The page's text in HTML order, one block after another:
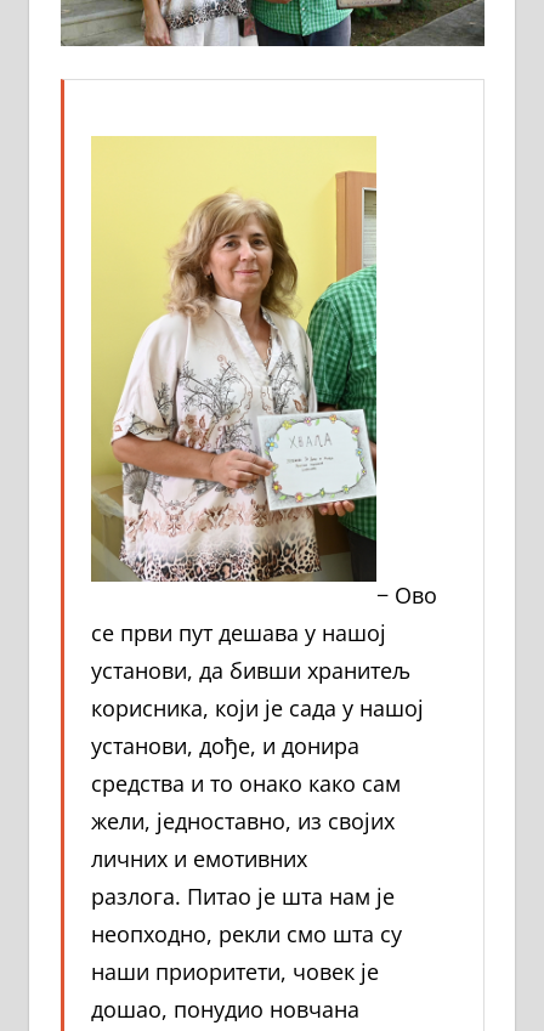
− Ово
се први пут дешава у нашој
установи, да бивши хранитељ
корисника, који је сада у нашој
установи, дође, и донира
средства и то онако како сам
жели, једноставно, из својих
личних и емотивних
разлога. Питао је шта нам је
неопходно, рекли смо шта су
наши приоритети, човек је
дошао, понудио новчана